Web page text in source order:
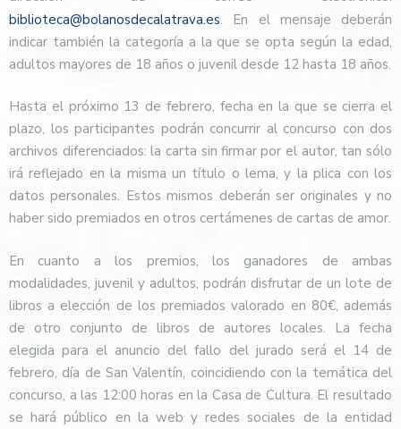
biblioteca@bolanosdecalatrava.es. En el mensaje deberán
indicar también la categoría a la que se opta según la edad,
adultos mayores de 18 años o juvenil desde 12 hasta 18 años.
Hasta el próximo 13 de febrero, fecha en la que se cierra el
plazo, los participantes podrán concurrir al concurso con dos
archivos diferenciados: la carta sin firmar por el autor, tan sólo
irá reflejado en la misma un título o lema, y la plica con los
datos personales. Estos mismos deberán ser originales y no
haber sido premiados en otros certámenes de cartas de amor.
En cuanto a los premios, los ganadores de ambas
modalidades, juvenil y adultos, podrán disfrutar de un lote de
libros a elección de los premiados valorado en 80€, además
de otro conjunto de libros de autores locales. La fecha
elegida para el anuncio del fallo del jurado será el 14 de
febrero, día de San Valentín, coincidiendo con la temática del
concurso, a las 12:00 horas en la Casa de Cultura. El resultado
se hará público en la web y redes sociales de la entidad